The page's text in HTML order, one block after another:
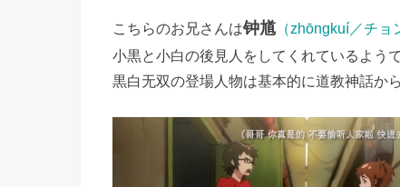
こちらのお兄さんは钟馗 （zhōngkuí／チョ
小黒と小白の後見人をしてくれているようで
黒白无双の登場人物は基本的に道教神話か